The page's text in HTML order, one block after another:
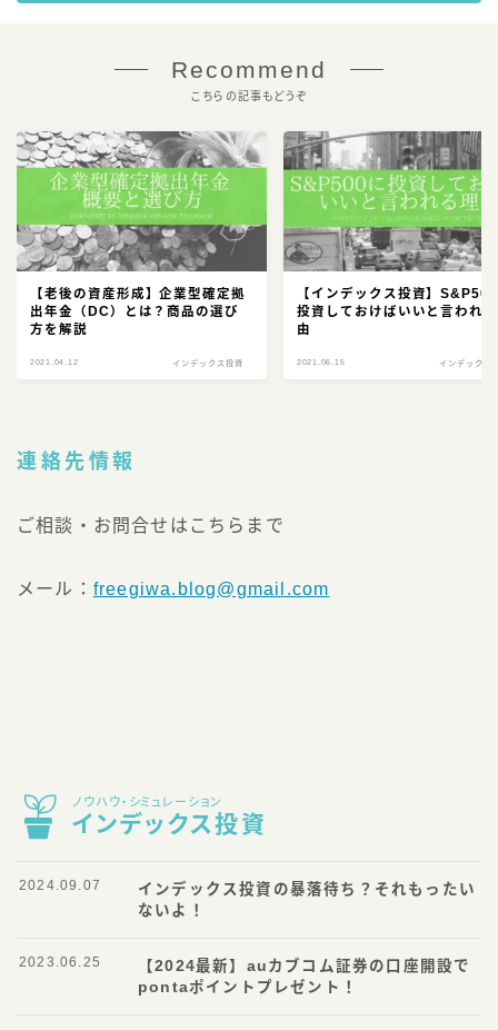
Recommend
こちらの記事もどうぞ
【老後の資産形成】企業型確定拠
出年金（DC）とは？商品の選び
方を解説
2021.04.12 インデックス投資
【インデックス投資】
投資しておけばいいと言われ
由
2021.06.15 インデックス
連絡先情報
ご相談・お問合せはこちらまで
メール： freegiwa.blog@gmail.com
ノウハウ・シミュレーション
インデックス投資
インデックス投資の暴落待ち？それもったい
ないよ！
2024.09.07
【2024最新】auカブコム証券の口座開設で
pontaポイントプレゼント！
2023.06.25